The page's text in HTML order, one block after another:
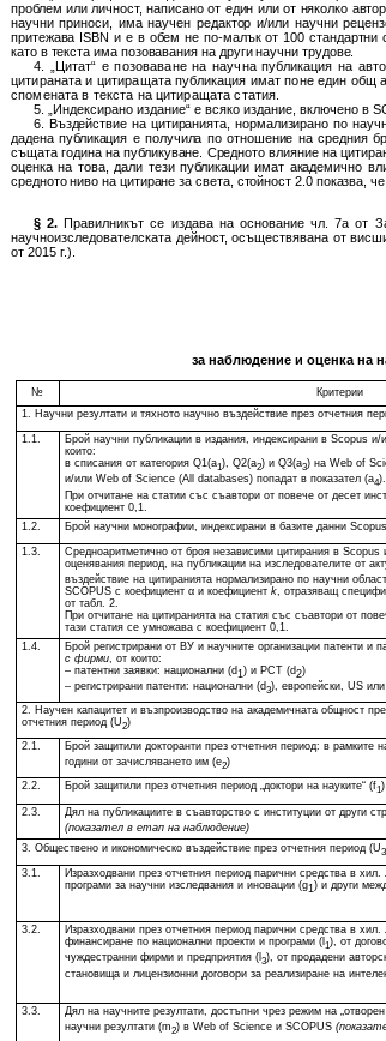
проблем или личност, написано от един или от няколко
научни приноси, има научен редактор и/или научни
притежава ISBN и е в обем не по-малък от 100 стандартни
като в текста има позовавания на други научни трудове.
4. „Цитат“ е позоваване на научна публикация на
цитираната и цитиращата публикация имат поне един общ
спомената в текста на цитиращата статия.
5. „Индексирано издание“ е всяко издание, включено в
6. Въздействие на цитиранията, нормализирано по
дадена публикация е получила по отношение на средния
същата година на публикуване. Средното влияние на
оценка на това, дали тези публикации имат академично
средното ниво на цитиране за света, стойност 2.0 показва,
§ 2. Правилникът се издава на основание чл. 7а от
научноизследователската дейност, осъществявана от
от 2015 г.).
за наблюдение и оценка на
№ Критерии
1. Научни резултати и тяхното научно въздействие през отчетния
1.1.
Брой научни публикации в издания, индексирани в Scopus
които:
в списания от категория Q1(a1), Q2(a2) и Q3(a3) на Web of
и/или Web of Science (All databases) попадат в показател (a4).
При отчитане на статии със съавтори от повече от десет
коефициент 0,1.
1.2. Брой научни монографии, индексирани в базите данни
1.3.
Средноаритметично от броя независими цитирания в
оценявания период, на публикации на изследователите от
въздействие на цитиранията нормализирано по научни
SCOPUSс коефициент αи коефициент k, отразяващ
от табл. 2.
При отчитане на цитиранията на статия със съавтори от
тази статия се умножава с коефициент 0,1.
1.4.
Брой регистрирани от ВУ и научните организации патенти и
с фирми, от които:
– патентни заявки: национални (d1 ) и PCT (d2)
– регистрирани патенти: национални (d3), европейски, US
2. Научен капацитет и възпроизводство на академичната общност
отчетния период (U2)
2.1 Брой защитили докторанти през отчетния период: в рамките
години от зачисляването им (е2)
2.2. Брой защитили през отчетния период „доктори на науките“ (f1)
2.3. Дял на публикациите в съавторство с институции от други
(показател в етап на наблюдение)
3. Обществено и икономическо въздействие през отчетния период (U3
3.1.
Изразходвани през отчетния период парични средства в
програми за научни изследвания и иновации (g1 ) и други
3.2.
Изразходвани през отчетния период парични средства в
финансиране по национални проекти и програми (l1), от
чуждестранни фирми и предприятия (l3), от продадени
становища и лицензионни договори за реализиране на
3.3. Дял на научните резултати, достъпни чрез режим на
научни резултати (m2) в Web of Science и SCOPUS